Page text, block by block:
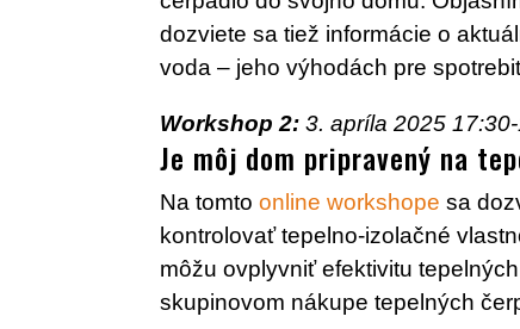
dozviete sa tiež informácie o
voda – jeho výhodách pre
Workshop 2: 3. apríla 2025
Je môj dom pripravený na
Na tomtoonline workshope sa
kontrolovať tepelno-izolačné
môžu ovplyvniť efektivitu
skupinovom nákupe tepelných